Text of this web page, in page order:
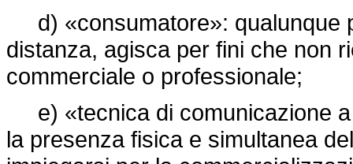
d) «consumatore»: qualunque
distanza, agisca per fini che non
commerciale o professionale;
e) «tecnica di comunicazione a
la presenza fisica e simultanea